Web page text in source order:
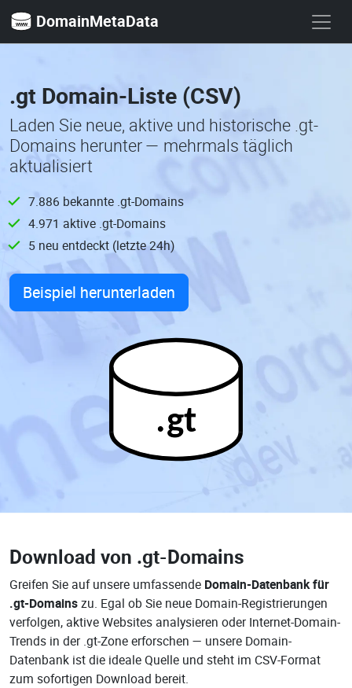
DomainMetaData
.gt Domain-Liste (CSV)
Laden Sie neue, aktive und historische .gt-
Domains herunter — mehrmals täglich
aktualisiert
7.886 bekannte .gt-Domains
4.971 aktive .gt-Domains
5 neu entdeckt (letzte 24h)
Beispiel herunterladen
.gt
Download von .gt-Domains
Greifen Sie auf unsere umfassende Domain-Datenbank für
.gt-Domainszu. Egal ob Sie neue Domain-Registrierungen
verfolgen, aktive Websites analysieren oder Internet-Domain-
Trends in der .gt-Zone erforschen — unsere Domain-
Datenbank ist die ideale Quelle und steht im CSV-Format
zum sofortigen Download bereit.